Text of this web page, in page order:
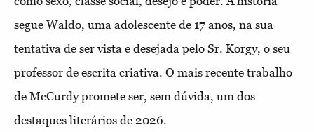
segue Waldo, uma adolescente de 17 anos, na sua
tentativa de ser vista e desejada pelo Sr. Korgy, o seu
professor de escrita criativa. O mais recente trabalho
de McCurdy promete ser, sem dúvida, um dos
destaques literários de 2026.